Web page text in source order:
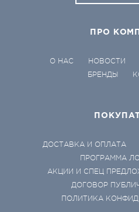
ПРО
О НАС НОВОСТИ
БРЕНДЫ
ДОСТАВКА И ОПЛАТА
ПРОГРАММА
АКЦИИ И СПЕЦ
ДОГОВОР
ПОЛИТИКА